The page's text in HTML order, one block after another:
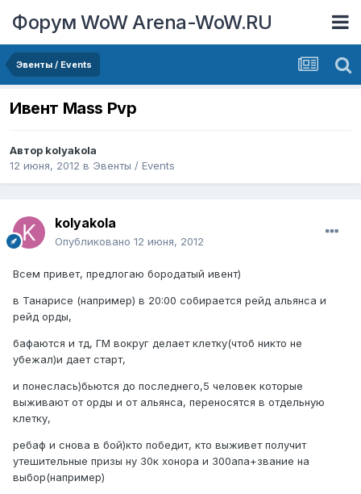
Форум WoW Arena-WoW.RU
Эвенты / Events
Ивент Mass Pvp
Автор kolyakola
12 июня, 2012 в Эвенты / Events
kolyakola
Опубликовано 12 июня, 2012
Всем привет, предлогаю бородатый ивент)
в Танарисе (например) в 20:00 собирается рейд альянса и
рейд орды,
бафаются и тд, ГМ вокруг делает клетку(чтоб никто не
убежал)и дает старт,
и понеслась)бьются до последнего,5 человек которые
выживают от орды и от альянса, переносятся в отдельную
клетку,
ребаф и снова в бой)кто победит, кто выживет получит
утешительные призы ну 30к хонора и 300апа+звание на
выбор(например)